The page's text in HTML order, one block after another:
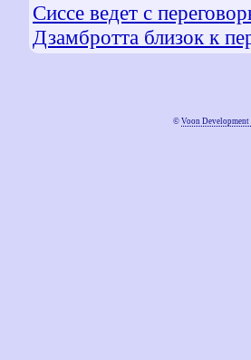
Сиссе ведет с
Дзамбротта близок к
© Voon Development